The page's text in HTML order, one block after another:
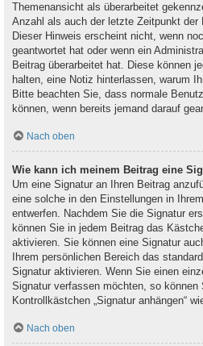
Themenansicht als überarbeitet
Anzahl als auch der letzte Zeitpunkt der
Dieser Hinweis erscheint nicht, wenn
geantwortet hat oder wenn ein
Beitrag überarbeitet hat. Diese können
halten, eine Notiz hinterlassen, warum
Bitte beachten Sie, dass normale
können, wenn bereits jemand darauf
Nach oben
Wie kann ich meinem Beitrag eine
Um eine Signatur an Ihren Beitrag
eine solche in den Einstellungen in
entwerfen. Nachdem Sie die Signatur
können Sie in jedem Beitrag das
aktivieren. Sie können eine Signatur
Ihrem persönlichen Bereich das
Signatur aktivieren. Wenn Sie einen
Signatur verfassen möchten, so können
Kontrollkästchen „Signatur anhängen“
Nach oben